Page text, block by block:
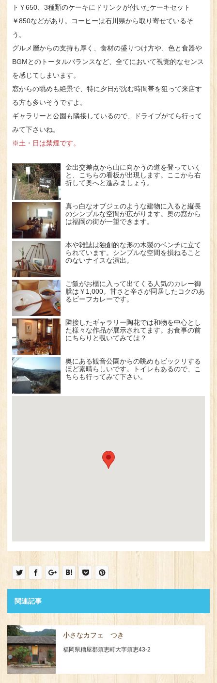
ト￥650、3種類のケーキにドリンクが付いたケーキセット
￥850などがあり。コーヒーは石川県から取り寄せているそ
う。
グルメ層からの支持も厚く、食材の盛りつけ方や、色と食器や
BGMとのトータルバランスなど、全てにおいて視覚的なセンス
を感じてしまいます。
窓からの眺めも絶景で、特に夕日が沈む時間帯を狙って来店す
る方も多いそうですよ。
ギャラリーと公園も隣接しているので、ドライブがてら行って
みて下さいね。
※土・日は禁煙です。
金出交差点から山に向かうの道を登っていく
と、こちらの看板が出現します。ここから右
折して奥へと進みましょう。
真っ白なオブジェのような建物に入ると縦長
のシンプルな空間が広がります。奥の窓から
は福岡の街が一望できます。
本や雑誌は独創的な形の木製のベンチに立て
られています。シンプルな空間を損ねること
のないナイスな演出。
ご飯がお櫃に入って出てくる人気のカレー御
膳は￥1,000。甘さと辛さが同居したコクのあ
るビーフカレーです。
隣接したギャラリー陶花では和物を中心とし
た様々な作品が展示されてます。お食事の前
にちらりと覗いてみては？
奥にある観音公園からの眺めもビックリする
ほど素晴らしいです。トイレもあるので、こ
ちらも行ってみて下さい。
関連記事
小さなカフェ つき
福岡県糟屋郡須恵町大字須恵43-2